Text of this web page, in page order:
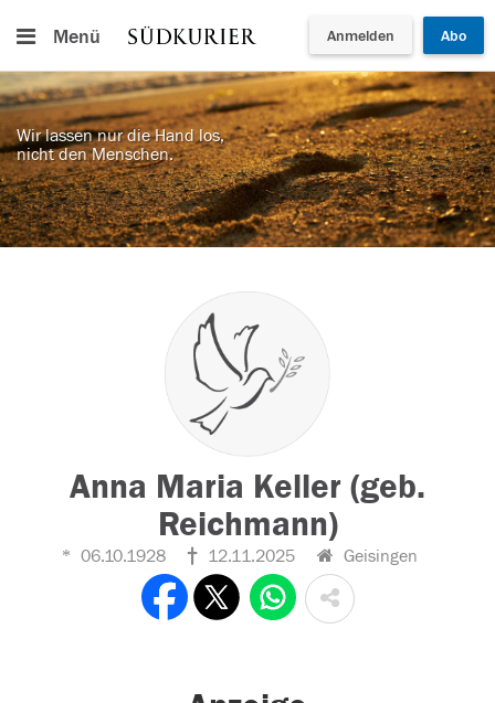
Menü Anmelden Abo
Wir lassen nur die Hand los,
nicht den Menschen.
Anna Maria Keller (geb.
Reichmann)
06.10.1928 12.11.2025 Geisingen